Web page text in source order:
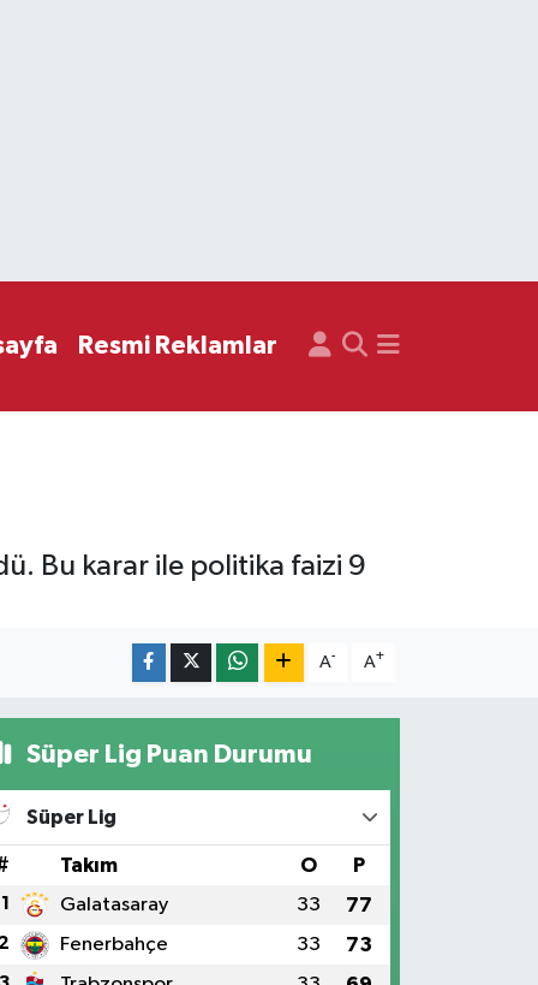
Resmi Reklamlar
Bu karar ile politika faizi 9
A- A+
Süper Lig Puan Durumu
Süper Lig
Takım O P
1 Galatasaray 33 77
2 Fenerbahçe 33 73